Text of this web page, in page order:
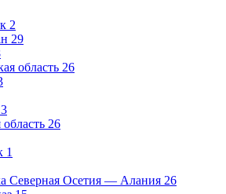
2
29
область 26
3
26
1
Северная Осетия — Алания 26